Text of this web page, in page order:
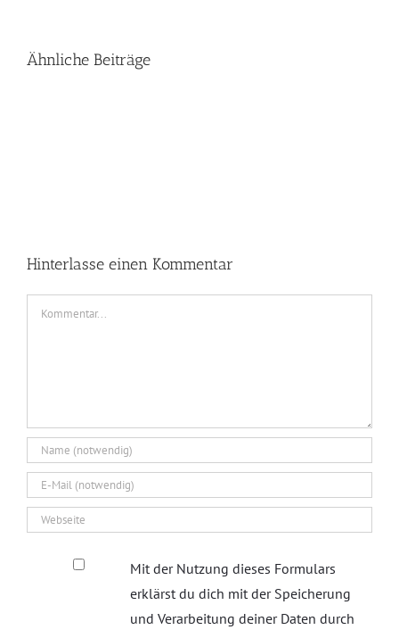
Ähnliche Beiträge
Hinterlasse einen Kommentar
Kommentar
Mit der Nutzung dieses Formulars
erklärst du dich mit der Speicherung
und Verarbeitung deiner Daten durch